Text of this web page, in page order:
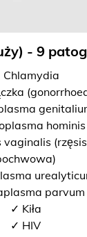
- 9
Chlamydia
hominis
vaginalis
parvum
✓ Kiła
✓ HIV